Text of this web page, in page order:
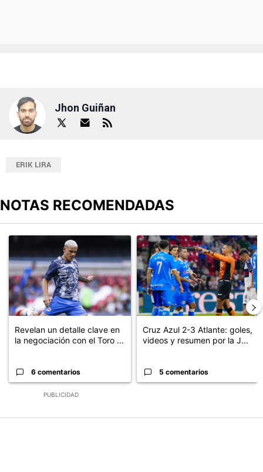
Jhon Guiñan
ERIK LIRA
NOTAS RECOMENDADAS
PUBLICIDAD
Un artículo de tendencia con el título "Revelan un detalle clave
Revelan un detalle clave en
la negociación con el Toro ...
6 comentarios
Un artículo de tendencia con el
Cruz Azul 2-3 Atlante: goles,
videos y resumen por la J...
5 comentarios